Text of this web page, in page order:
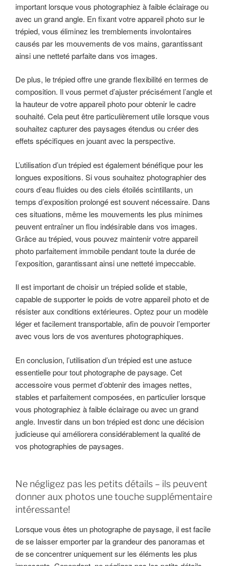
important lorsque vous photographiez à faible éclairage ou
avec un grand angle. En fixant votre appareil photo sur le
trépied, vous éliminez les tremblements involontaires
causés par les mouvements de vos mains, garantissant
ainsi une netteté parfaite dans vos images.
De plus, le trépied offre une grande flexibilité en termes de
composition. Il vous permet d’ajuster précisément l’angle et
la hauteur de votre appareil photo pour obtenir le cadre
souhaité. Cela peut être particulièrement utile lorsque vous
souhaitez capturer des paysages étendus ou créer des
effets spécifiques en jouant avec la perspective.
L’utilisation d’un trépied est également bénéfique pour les
longues expositions. Si vous souhaitez photographier des
cours d’eau fluides ou des ciels étoilés scintillants, un
temps d’exposition prolongé est souvent nécessaire. Dans
ces situations, même les mouvements les plus minimes
peuvent entraîner un flou indésirable dans vos images.
Grâce au trépied, vous pouvez maintenir votre appareil
photo parfaitement immobile pendant toute la durée de
l’exposition, garantissant ainsi une netteté impeccable.
Il est important de choisir un trépied solide et stable,
capable de supporter le poids de votre appareil photo et de
résister aux conditions extérieures. Optez pour un modèle
léger et facilement transportable, afin de pouvoir l’emporter
avec vous lors de vos aventures photographiques.
En conclusion, l’utilisation d’un trépied est une astuce
essentielle pour tout photographe de paysage. Cet
accessoire vous permet d’obtenir des images nettes,
stables et parfaitement composées, en particulier lorsque
vous photographiez à faible éclairage ou avec un grand
angle. Investir dans un bon trépied est donc une décision
judicieuse qui améliorera considérablement la qualité de
vos photographies de paysages.
Ne négligez pas les petits détails – ils peuvent
donner aux photos une touche supplémentaire
intéressante!
Lorsque vous êtes un photographe de paysage, il est facile
de se laisser emporter par la grandeur des panoramas et
de se concentrer uniquement sur les éléments les plus